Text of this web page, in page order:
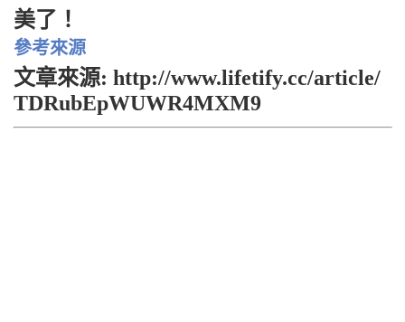
美了！
參考來源
文章來源: http://www.lifetify.cc/article/
TDRubEpWUWR4MXM9